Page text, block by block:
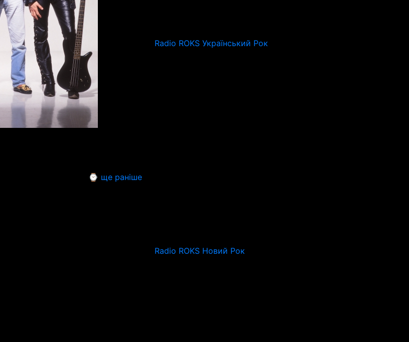
⌚ ще раніше
Radio ROKS Український Рок
Radio ROKS Новий Рок